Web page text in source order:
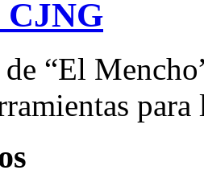
CJNG
“El